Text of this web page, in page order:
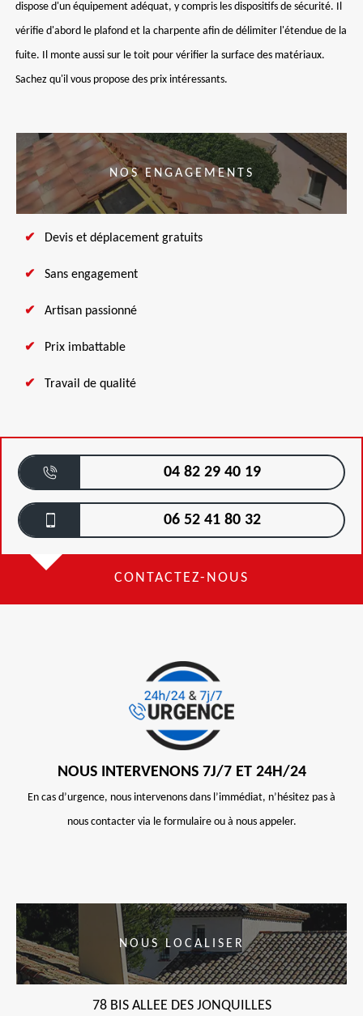
dispose d'un équipement adéquat, y compris les dispositifs de sécurité. Il
vérifie d'abord le plafond et la charpente afin de délimiter l'étendue de la
fuite. Il monte aussi sur le toit pour vérifier la surface des matériaux.
Sachez qu'il vous propose des prix intéressants.
NOS ENGAGEMENTS
Devis et déplacement gratuits
Sans engagement
Artisan passionné
Prix imbattable
Travail de qualité
04 82 29 40 19
06 52 41 80 32
CONTACTEZ-NOUS
NOUS INTERVENONS 7J/7 ET 24H/24
En cas d’urgence, nous intervenons dans l’immédiat, n’hésitez pas à
nous contacter via le formulaire ou à nous appeler.
NOUS LOCALISER
78 BIS ALLEE DES JONQUILLES